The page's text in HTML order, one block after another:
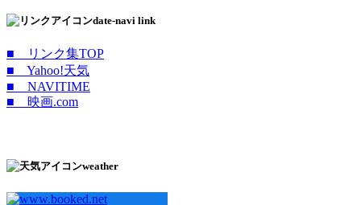
date-navi link
■ リンク集TOP
■ Yahoo!天気
■ NAVITIME
■ 映画.com
weather